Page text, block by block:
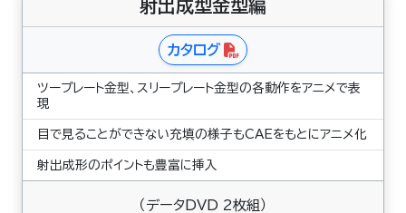
射出成型金型編
カタログ
ツープレート金型、スリープレート金型の各動作をアニメで表
現
目で見ることができない充填の様子もCAEをもとにアニメ化
射出成形のポイントも豊富に挿入
（データDVD 2枚組）